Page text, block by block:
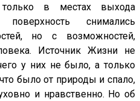
в местах выхода
снимались
но с возможностей,
Источник Жизни не
у них не было, а только
было от природы и спало,
и нравственно. Но об